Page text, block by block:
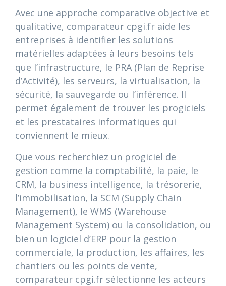
Avec une approche comparative objective et
qualitative, comparateur cpgi.fr aide les
entreprises à identifier les solutions
matérielles adaptées à leurs besoins tels
que l’infrastructure, le PRA (Plan de Reprise
d’Activité), les serveurs, la virtualisation, la
sécurité, la sauvegarde ou l’inférence. Il
permet également de trouver les progiciels
et les prestataires informatiques qui
conviennent le mieux.
Que vous recherchiez un progiciel de
gestion comme la comptabilité, la paie, le
CRM, la business intelligence, la trésorerie,
l’immobilisation, la SCM (Supply Chain
Management), le WMS (Warehouse
Management System) ou la consolidation, ou
bien un logiciel d’ERP pour la gestion
commerciale, la production, les affaires, les
chantiers ou les points de vente,
comparateur cpgi.fr sélectionne les acteurs